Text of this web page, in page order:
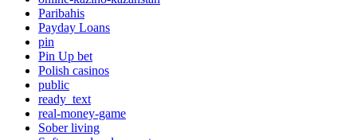
Paribahis
Payday Loans
pin
Pin Up bet
Polish casinos
public
ready_text
real-money-game
Sober living